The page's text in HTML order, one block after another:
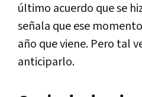
último acuerdo que se
señala que ese
año que viene. Pero tal
anticiparlo.